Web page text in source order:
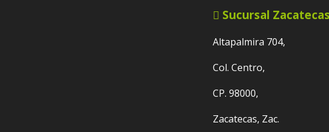
Sucursal
Altapalmira 704,
Col. Centro,
CP. 98000,
Zacatecas, Zac.